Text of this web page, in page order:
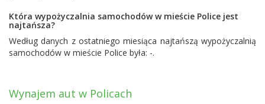
Która wypożyczalnia samochodów w mieście Police jest
najtańsza?
Według danych z ostatniego miesiąca najtańszą wypożyczalnią
samochodów w mieście Police była: -.
Wynajem aut w Policach